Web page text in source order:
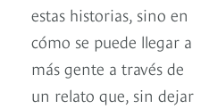
estas historias, sino en
cómo se puede llegar a
más gente a través de
un relato que, sin dejar